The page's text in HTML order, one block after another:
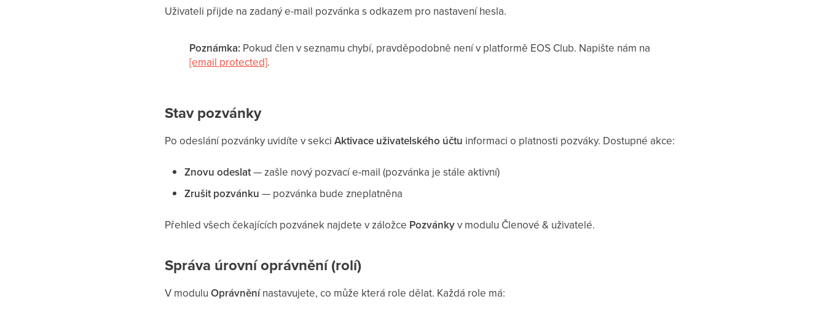
Uživateli přijde na zadaný e-mail pozvánka s odkazem pro nastavení hesla.
Poznámka: Pokud člen v seznamu chybí, pravděpodobně není v platformě EOS Club. Napište nám na
[email protected].
Stav pozvánky
Po odeslání pozvánky uvidíte v sekciAktivace uživatelského účtu informaci o platnosti pozváky. Dostupné akce:
Znovu odeslat— zašle nový pozvací e-mail (pozvánka je stále aktivní)
Zrušit pozvánku — pozvánka bude zneplatněna
Přehled všech čekajících pozvánek najdete v záložce Pozvánkyv modulu Členové & uživatelé.
Správa úrovní oprávnění (rolí)
V moduluOprávněnínastavujete, co může která role dělat. Každá role má: